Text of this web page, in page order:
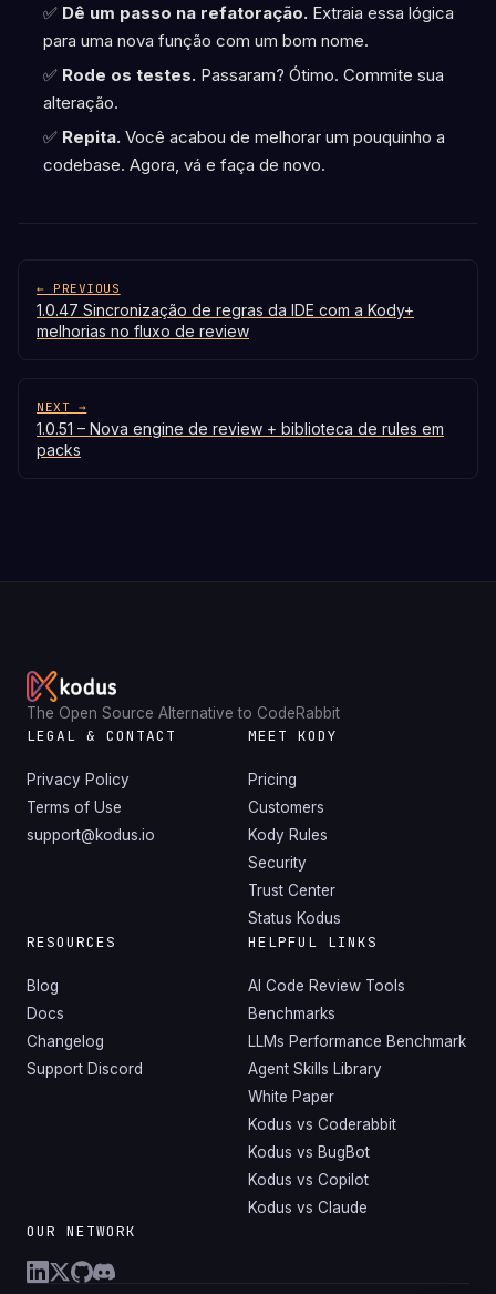
✅ Dê um passo na refatoração.Extraia essa lógica
para uma nova função com um bom nome.
✅ Rode os testes.Passaram? Ótimo. Commite sua
alteração.
✅ Repita.Você acabou de melhorar um pouquinho a
codebase. Agora, vá e faça de novo.
← PREVIOUS
1.0.47 Sincronização de regras da IDE com a Kody+
melhorias no fluxo de review
NEXT →
1.0.51 – Nova engine de review + biblioteca de rules em
packs
The Open Source Alternative to CodeRabbit
LEGAL & CONTACT
Privacy Policy
Terms of Use
support@kodus.io
MEET KODY
Pricing
Customers
Kody Rules
Security
Trust Center
Status Kodus
RESOURCES
Blog
Docs
Changelog
Support Discord
HELPFUL LINKS
AI Code Review Tools
Benchmarks
LLMs Performance Benchmark
Agent Skills Library
White Paper
Kodus vs Coderabbit
Kodus vs BugBot
Kodus vs Copilot
Kodus vs Claude
OUR NETWORK